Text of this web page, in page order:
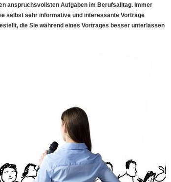
anspruchsvollsten Aufgaben im Berufsalltag. Immer
selbst sehr informative und interessante Vorträge
die Sie während eines Vortrages besser unterlassen